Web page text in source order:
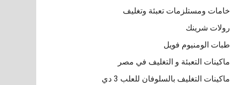
خامات ومستلزمات تعبئة وتغليف
رولات شرينك
طبات الومنيوم فويل
ماكينات التعبئة و التغليف في مصر
ماكينات التغليف بالسلوفان للعلب 3 دي